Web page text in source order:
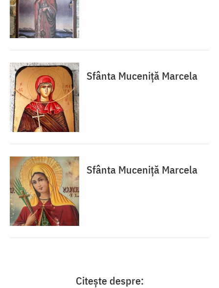
Sfânta Muceniță Marcela
Sfânta Muceniță Marcela
Citește despre: